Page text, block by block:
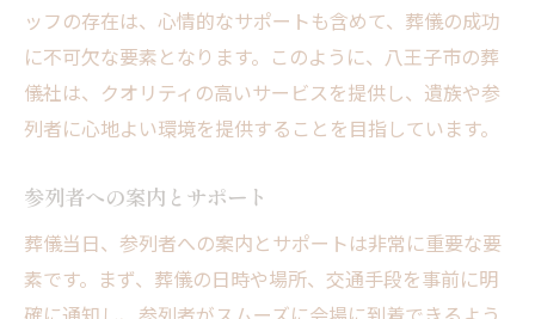
ッフの存在は、心情的なサポートも含めて、葬儀の成功
に不可欠な要素となります。このように、八王子市の葬
儀社は、クオリティの高いサービスを提供し、遺族や参
列者に心地よい環境を提供することを目指しています。
参列者への案内とサポート
葬儀当日、参列者への案内とサポートは非常に重要な要
素です。まず、葬儀の日時や場所、交通手段を事前に明